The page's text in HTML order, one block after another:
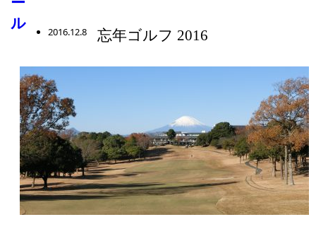
ゴルフコース
忘年ゴルフ 2016
2016.12.8 忘年ゴルフ 2016